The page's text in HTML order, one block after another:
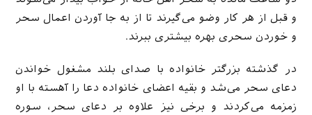
و قبل از هر کار وضو می‌گیرند تا از به جا آوردن اعمال سحر
و خوردن سحری بهره بیشتری ببرند.
در گذشته بزرگتر خانواده با صدای بلند مشغول خواندن
دعای سحر می‌شد و بقیه اعضای خانواده دعا را آهسته با او
زمزمه می‌کردند و برخی نیز علاوه بر دعای سحر، سوره